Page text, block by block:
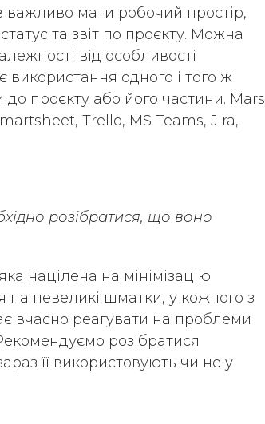
важливо мати робочий простір,
та звіт по проєкту. Можна
від особливості
одного і того ж
проєкту або його частини. Mars
Trello, MS Teams, Jira,
розібратися, що воно
націлена на мінімізацію
на невеликі шматки, у кожного з
вчаcно реагувати на проблеми
розібратися
її використовують чи не у